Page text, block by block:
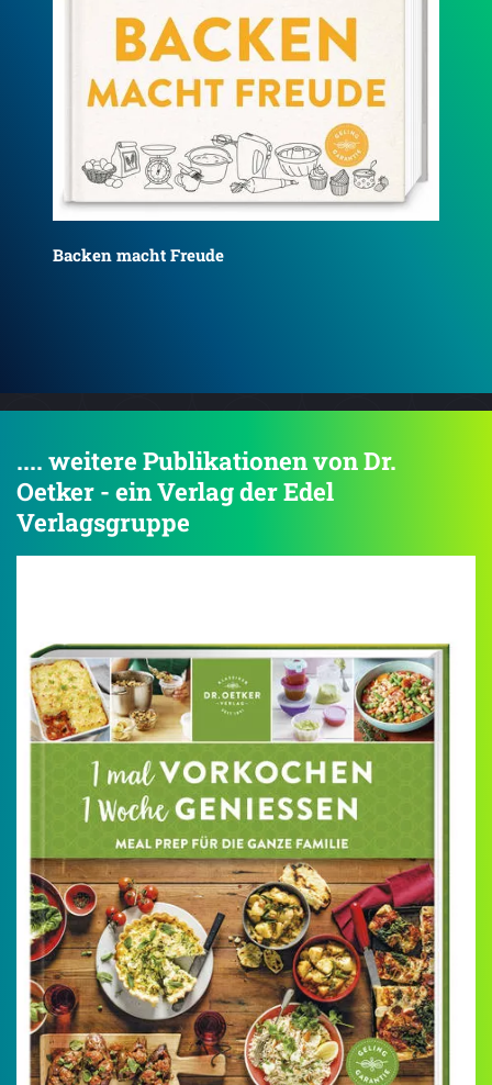
Backen macht Freude - Reprint 1952
.... weitere Publikationen von Dr.
Oetker - ein Verlag der Edel
Verlagsgruppe